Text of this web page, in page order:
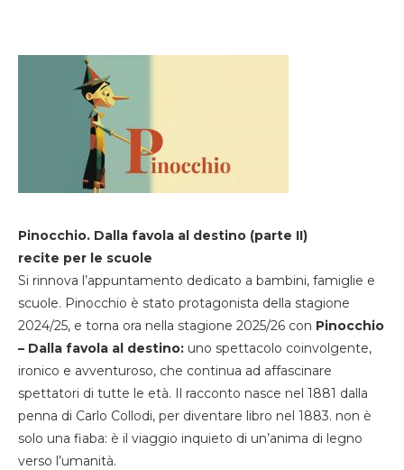
Pinocchio. Dalla favola al destino (parte II)
recite per le scuole
Si rinnova l’appuntamento dedicato a bambini, famiglie e
scuole. Pinocchio è stato protagonista della stagione
2024/25, e torna ora nella stagione 2025/26 con Pinocchio
– Dalla favola al destino: uno spettacolo coinvolgente,
ironico e avventuroso, che continua ad affascinare
spettatori di tutte le età. Il racconto nasce nel 1881 dalla
penna di Carlo Collodi, per diventare libro nel 1883. non è
solo una fiaba: è il viaggio inquieto di un’anima di legno
verso l’umanità.